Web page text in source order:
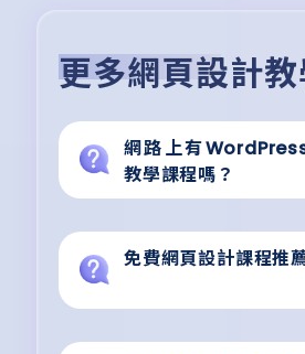
更多網頁設計
網路上有
教學課程嗎？
免費網頁設計課程推